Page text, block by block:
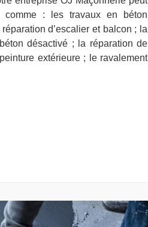
comme : les travaux en béton
d’escalier et balcon ; la
désactivé ; la réparation de
extérieure ; le ravalement